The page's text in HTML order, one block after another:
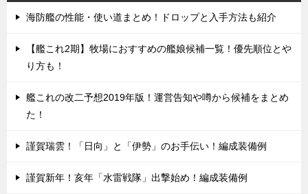
海防艦の性能・使い道まとめ！ドロップと入手方法も紹介
【艦これ2期】牧場におすすめの艦娘候補一覧！優先順位とや
り方も！
艦これの改二予想2019年版！運営告知や噂から候補をまとめ
た！
謹賀瑞雲！「日向」と「伊勢」のお手伝い！編成装備例
謹賀新年！亥年「水雷戦隊」出撃始め！編成装備例